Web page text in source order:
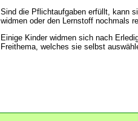
Sind die Pflichtaufgaben erfüllt, kann
widmen oder den Lernstoff nochmals
Einige Kinder widmen sich nach
Freithema, welches sie selbst